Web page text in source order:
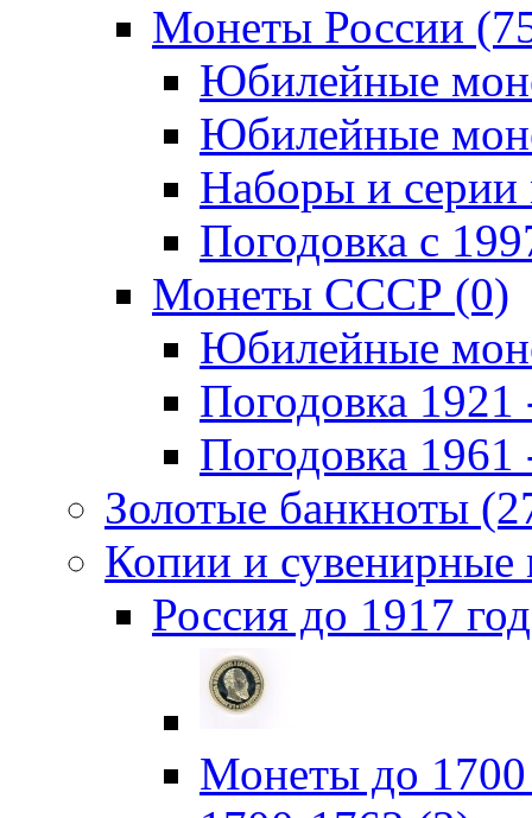
Монеты России
Юбилейные
Юбилейные
Наборы и серии
Погодовка c
Монеты СССР (0)
Юбилейные
Погодовка 1921
Погодовка 1961
Золотые банкноты
Копии и
Россия до 1917
Монеты до 1700